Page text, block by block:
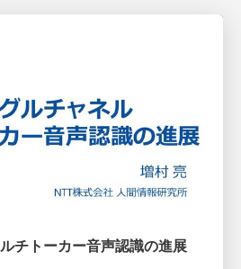
チトーカー音声認識の進展